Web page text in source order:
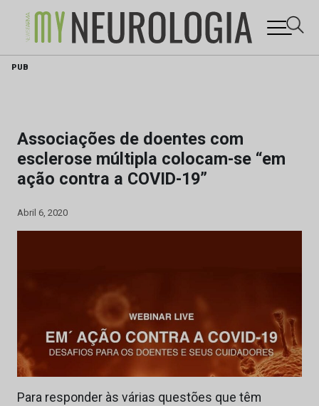
Skip
PUB
Associações de doentes com
esclerose múltipla colocam-se “em
ação contra a COVID-19”
Abril 6, 2020
Para responder às várias questões que têm